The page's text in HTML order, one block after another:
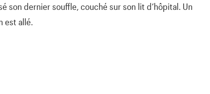
son dernier souffle, couché sur son lit d’hôpital. Un
est allé.